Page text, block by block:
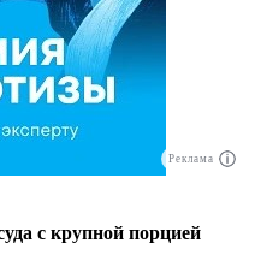
Реклама
с крупной порцией